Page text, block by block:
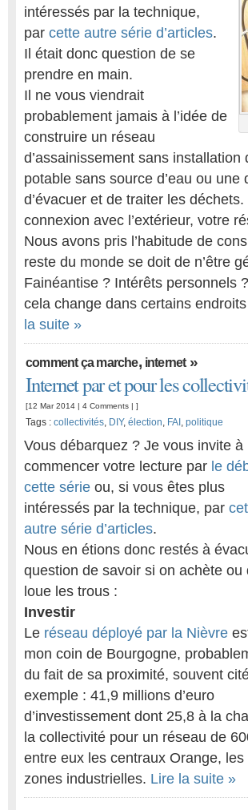
intéressés par la technique,
par cette autre série d’articles.
Il était donc question de se
prendre en main.
Il ne vous viendrait
probablement jamais à l’idée de
construire un réseau
d’assainissement sans
potable sans source d’eau ou
d’évacuer et de traiter les
connexion avec l’extérieur, votre
Nous avons pris l’habitude de
reste du monde se doit de n’être
Fainéantise ? Intérêts
cela change dans certains
la suite »
comment ça marche, internet»
Internet par et pour les
[12 Mar 2014 | 4 Comments | ]
Tags : collectivités, DIY, élection, FAI , politique
Vous débarquez ? Je vous invite à
commencer votre lecture par le
cette série ou, si vous êtes plus
intéressés par la technique, par
autre série d’articles.
Nous en étions donc restés à
question de savoir si on achète ou
loue les trous :
Investir
Le réseau déployé par la Nièvre
mon coin de Bourgogne,
du fait de sa proximité, souvent
exemple : 41,9 millions d’euro
d’investissement dont 25,8 à la
la collectivité pour un réseau de
entre eux les centraux Orange,
zones industrielles. Lire la suite »